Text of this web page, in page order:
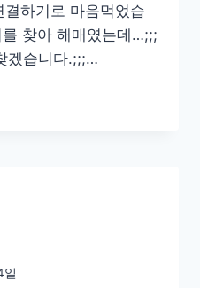
하기로 마음먹었습
찾아 해매였는데…;;;
겠습니다.;;;…